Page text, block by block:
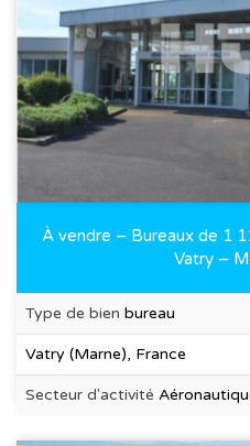
À vendre – Bureaux de 1
Vatry –
Type de bien bureau
Vatry (Marne), France
Secteur d'activité